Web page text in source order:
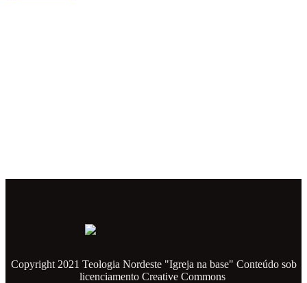
Copyright 2021 Teologia Nordeste "Igreja na base" Conteúdo sob
licenciamento Creative Commons